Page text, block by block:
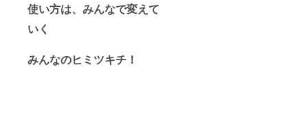
使い方は、みんなで変えて
いく
みんなのヒミツキチ！